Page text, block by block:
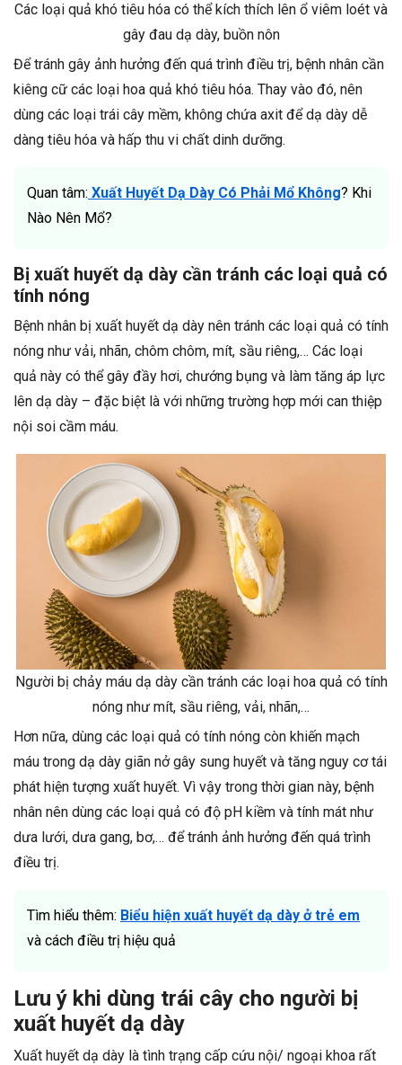
Các loại quả khó tiêu hóa có thể kích thích lên ổ viêm loét và
gây đau dạ dày, buồn nôn
Để tránh gây ảnh hưởng đến quá trình điều trị, bệnh nhân cần
kiêng cữ các loại hoa quả khó tiêu hóa. Thay vào đó, nên
dùng các loại trái cây mềm, không chứa axit để dạ dày dễ
dàng tiêu hóa và hấp thu vi chất dinh dưỡng.
Quan tâm: Xuất Huyết Dạ Dày Có Phải Mổ Không? Khi
Nào Nên Mổ?
Bị xuất huyết dạ dày cần tránh các loại quả có
tính nóng
Bệnh nhân bị xuất huyết dạ dày nên tránh các loại quả có tính
nóng như vải, nhãn, chôm chôm, mít, sầu riêng,… Các loại
quả này có thể gây đầy hơi, chướng bụng và làm tăng áp lực
lên dạ dày – đặc biệt là với những trường hợp mới can thiệp
nội soi cầm máu.
Người bị chảy máu dạ dày cần tránh các loại hoa quả có tính
nóng như mít, sầu riêng, vải, nhãn,…
Hơn nữa, dùng các loại quả có tính nóng còn khiến mạch
máu trong dạ dày giãn nở gây sung huyết và tăng nguy cơ tái
phát hiện tượng xuất huyết. Vì vậy trong thời gian này, bệnh
nhân nên dùng các loại quả có độ pH kiềm và tính mát như
dưa lưới, dưa gang, bơ,… để tránh ảnh hưởng đến quá trình
điều trị.
Tìm hiểu thêm: Biểu hiện xuất huyết dạ dày ở trẻ em
và cách điều trị hiệu quả
Lưu ý khi dùng trái cây cho người bị
xuất huyết dạ dày
Xuất huyết dạ dày là tình trạng cấp cứu nội/ ngoại khoa rất